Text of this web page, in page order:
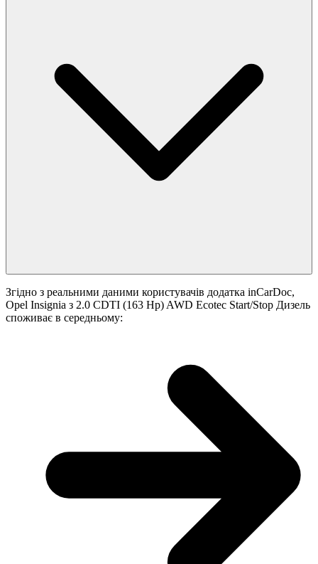
Згідно з реальними даними користувачів додатка inCarDoc,
Opel Insignia з 2.0 CDTI (163 Hp) AWD Ecotec Start/Stop Дизель
споживає в середньому: